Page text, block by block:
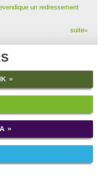
un redressement
suite»